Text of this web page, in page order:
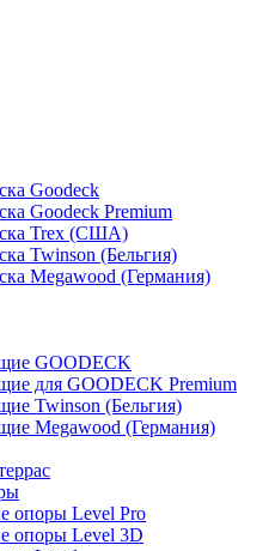
Goodeck
Goodeck Premium
Trex (США)
Twinson (Бельгия)
Megawood (Германия)
GOODECK
для GOODECK Premium
Twinson (Бельгия)
Megawood (Германия)
опоры Level Pro
опоры Level 3D